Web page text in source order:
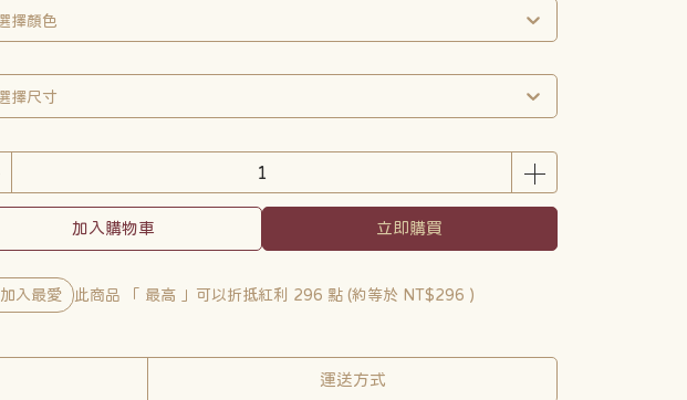
加入購物車 立即購買
加入最愛 此商品 「 最高 」可以折抵紅利 296 點 (約等於 NT$296 )
運送方式